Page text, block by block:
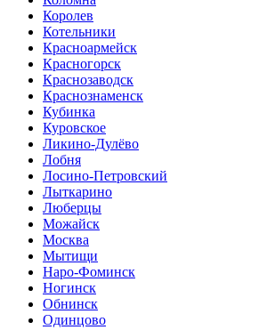
Королев
Котельники
Красноармейск
Красногорск
Краснозаводск
Краснознаменск
Кубинка
Куровское
Ликино-Дулёво
Лобня
Лосино-Петровский
Лыткарино
Люберцы
Можайск
Москва
Мытищи
Наро-Фоминск
Ногинск
Обнинск
Одинцово